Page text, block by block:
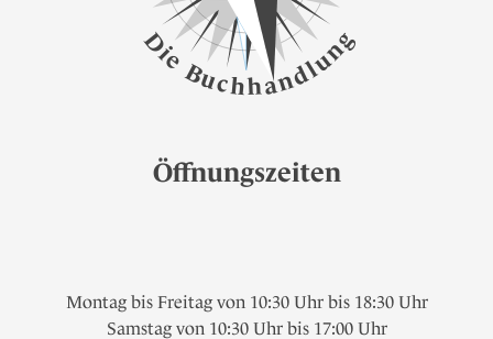
D
i
eBuchhandl
un
g
Öffnungszeiten
Montag bis Freitag von 10:30 Uhr bis 18:30 Uhr
Samstag von 10:30 Uhr bis 17:00 Uhr